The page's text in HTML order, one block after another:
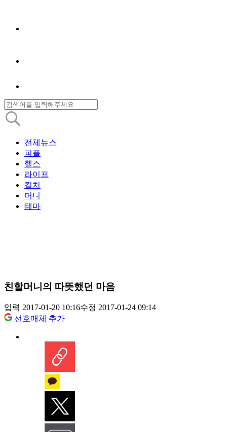
전체뉴스
피플
헬스
라이프
컬처
머니
테마
친할머니의 따뜻했던 마음
입력 2017-01-20 10:16수정 2017-01-24 09:14
선호매체 추가